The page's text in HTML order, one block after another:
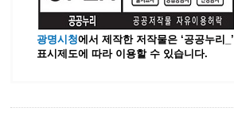
광명시청에서 제작한 저작물은 ‘공공누리_’
표시제도에 따라 이용할 수 있습니다.